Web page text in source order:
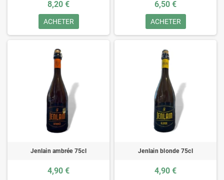
8,20 €
ACHETER
6,50 €
ACHETER
Jenlain ambrée 75cl
4,90 €
Jenlain blonde 75cl
4,90 €